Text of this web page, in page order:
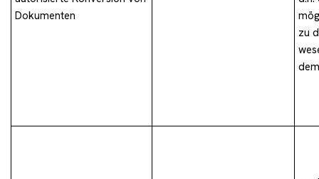
Dokumenten
zu